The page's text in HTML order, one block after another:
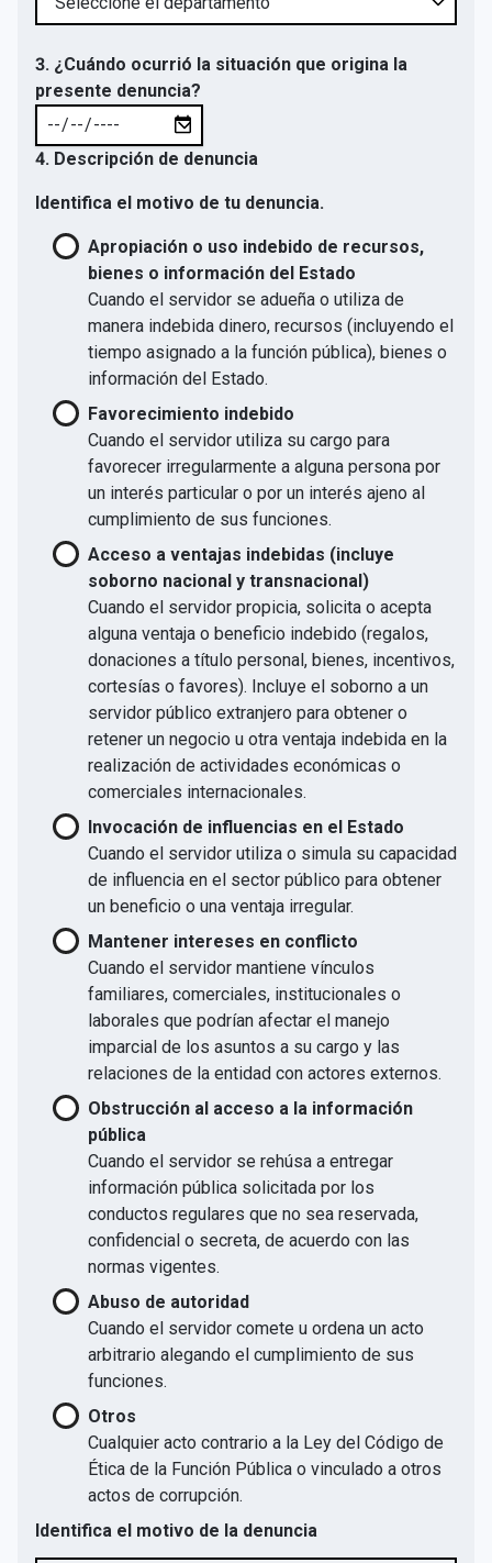
3. ¿Cuándo ocurrió la situación que origina la
presente denuncia?
4. Descripción de denuncia
Identifica el motivo de tu denuncia.
Apropiación o uso indebido de recursos,
bienes o información del Estado
Cuando el servidor se adueña o utiliza de
manera indebida dinero, recursos (incluyendo el
tiempo asignado a la función pública), bienes o
información del Estado.
Favorecimiento indebido
Cuando el servidor utiliza su cargo para
favorecer irregularmente a alguna persona por
un interés particular o por un interés ajeno al
cumplimiento de sus funciones.
Acceso a ventajas indebidas (incluye
soborno nacional y transnacional)
Cuando el servidor propicia, solicita o acepta
alguna ventaja o beneficio indebido (regalos,
donaciones a título personal, bienes, incentivos,
cortesías o favores). Incluye el soborno a un
servidor público extranjero para obtener o
retener un negocio u otra ventaja indebida en la
realización de actividades económicas o
comerciales internacionales.
Invocación de influencias en el Estado
Cuando el servidor utiliza o simula su capacidad
de influencia en el sector público para obtener
un beneficio o una ventaja irregular.
Mantener intereses en conflicto
Cuando el servidor mantiene vínculos
familiares, comerciales, institucionales o
laborales que podrían afectar el manejo
imparcial de los asuntos a su cargo y las
relaciones de la entidad con actores externos.
Obstrucción al acceso a la información
pública
Cuando el servidor se rehúsa a entregar
información pública solicitada por los
conductos regulares que no sea reservada,
confidencial o secreta, de acuerdo con las
normas vigentes.
Abuso de autoridad
Cuando el servidor comete u ordena un acto
arbitrario alegando el cumplimiento de sus
funciones.
Otros
Cualquier acto contrario a la Ley del Código de
Ética de la Función Pública o vinculado a otros
actos de corrupción.
Identifica el motivo de la denuncia